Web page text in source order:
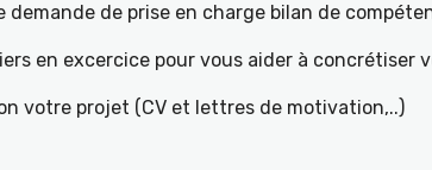
de prise en charge bilan de
en excercice pour vous aider à concrétiser
votre projet (CV et lettres de motivation,..)